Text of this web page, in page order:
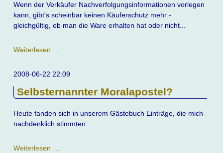
Wenn der Verkäufer Nachverfolgungsinformationen vorlegen
kann, gibt's scheinbar keinen Käuferschutz mehr -
gleichgültig, ob man die Ware erhalten hat oder nicht...
Weiterlesen …
mit
2008-06-22 22:09
Selbsternannter Moralapostel?
Heute fanden sich in unserem Gästebuch Einträge, die mich
nachdenklich stimmten.
Weiterlesen …